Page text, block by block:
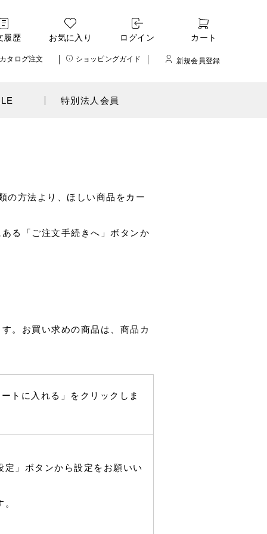
履歴 お気に入り ログイン カート
カタログ注文 ショッピングガイド 新規会員登録
特別法人会員
の方法より、ほしい商品をカー
る「ご注文手続きへ」ボタンか
。お買い求めの商品は、商品カ
トに入れる」をクリックしま
」ボタンから設定をお願いい